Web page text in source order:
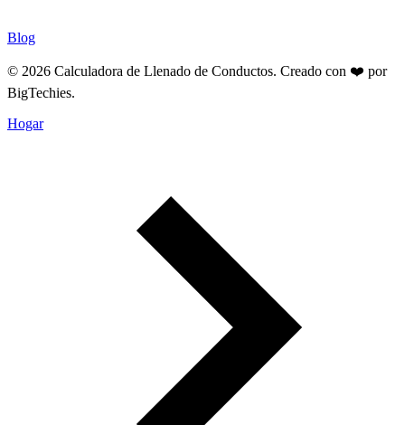
Blog
© 2026 Calculadora de Llenado de Conductos. Creado con ❤️ por
BigTechies.
Hogar